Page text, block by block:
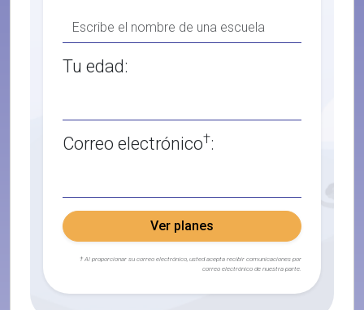
Tu edad:
Correo electrónico†:
Ver planes
† Al proporcionar su correo electrónico, usted acepta recibir comunicaciones por
correo electrónico de nuestra parte.